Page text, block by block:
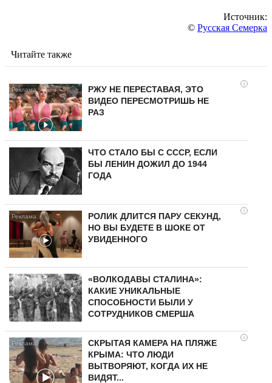
Источник:
© Русская Семерка
Читайте также
i
РЖУ НЕ ПЕРЕСТАВАЯ, ЭТО
ВИДЕО ПЕРЕСМОТРИШЬ НЕ
РАЗ
ЧТО СТАЛО БЫ С СССР, ЕСЛИ
БЫ ЛЕНИН ДОЖИЛ ДО 1944
ГОДА
i
РОЛИК ДЛИТСЯ ПАРУ СЕКУНД,
НО ВЫ БУДЕТЕ В ШОКЕ ОТ
УВИДЕННОГО
«ВОЛКОДАВЫ СТАЛИНА»:
КАКИЕ УНИКАЛЬНЫЕ
СПОСОБНОСТИ БЫЛИ У
СОТРУДНИКОВ СМЕРША
i
СКРЫТАЯ КАМЕРА НА ПЛЯЖЕ
КРЫМА: ЧТО ЛЮДИ
ВЫТВОРЯЮТ, КОГДА ИХ НЕ
ВИДЯТ...